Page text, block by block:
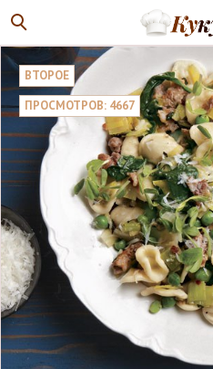
ВТОРОЕ
ПРОСМОТРОВ: 4667